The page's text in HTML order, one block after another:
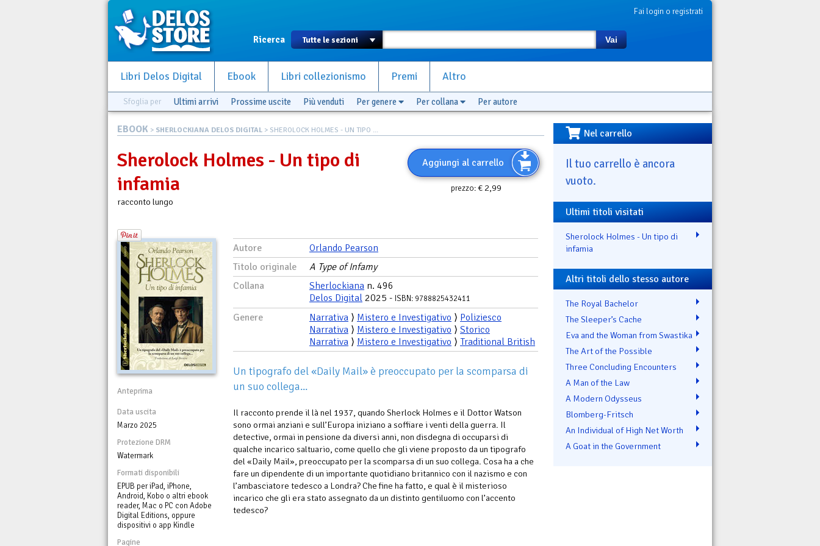
Fai login o registrati
Ricerca Vai
Libri Delos Digital Ebook Libri collezionismo Premi Altro
Sfoglia per Ultimi arrivi Prossime uscite Più venduti Per genere Per collana Per autore
EBOOK > SHERLOCKIANA DELOS DIGITAL > SHEROLOCK HOLMES - UN TIPO ...
Aggiungi al carrello
prezzo:€ 2,99
Sherolock Holmes - Un tipo di
infamia
racconto lungo
Anteprima
Data uscita
Marzo 2025
Protezione DRM
Watermark
Formati disponibili
EPUB per iPad, iPhone,
Android, Kobo o altri ebook
reader, Mac o PC con Adobe
Digital Editions, oppure
dispositivi o app Kindle
Pagine
Autore
Orlando Pearson
Titolo originale
A Type of Infamy
Collana
Sherlockiana n. 496
Delos Digital 2025 - ISBN: 9788825432411
Genere Narrativa ⟩ Mistero e Investigativo ⟩ Poliziesco
Narrativa ⟩ Mistero e Investigativo ⟩ Storico
Narrativa ⟩ Mistero e Investigativo ⟩ Traditional British
Un tipografo del «Daily Mail» è preoccupato per la scomparsa di
un suo collega...
Il racconto prende il là nel 1937, quando Sherlock Holmes e il Dottor Watson
sono ormai anziani e sull’Europa iniziano a soffiare i venti della guerra. Il
detective, ormai in pensione da diversi anni, non disdegna di occuparsi di
qualche incarico saltuario, come quello che gli viene proposto da un tipografo
del «Daily Mail», preoccupato per la scomparsa di un suo collega. Cosa ha a che
fare un dipendente di un importante quotidiano britannico con il nazismo e con
l’ambasciatore tedesco a Londra? Che fine ha fatto, e qual è il misterioso
incarico che gli era stato assegnato da un distinto gentiluomo con l’accento
tedesco?
Nel carrello
Il tuo carrello è ancora
vuoto.
Ultimi titoli visitati
Sherolock Holmes - Un tipo di
infamia
Altri titoli dello stesso autore
The Royal Bachelor
The Sleeper’s Cache
Eva and the Woman from Swastika
The Art of the Possible
Three Concluding Encounters
A Man of the Law
A Modern Odysseus
Blomberg-Fritsch
An Individual of High Net Worth
A Goat in the Government